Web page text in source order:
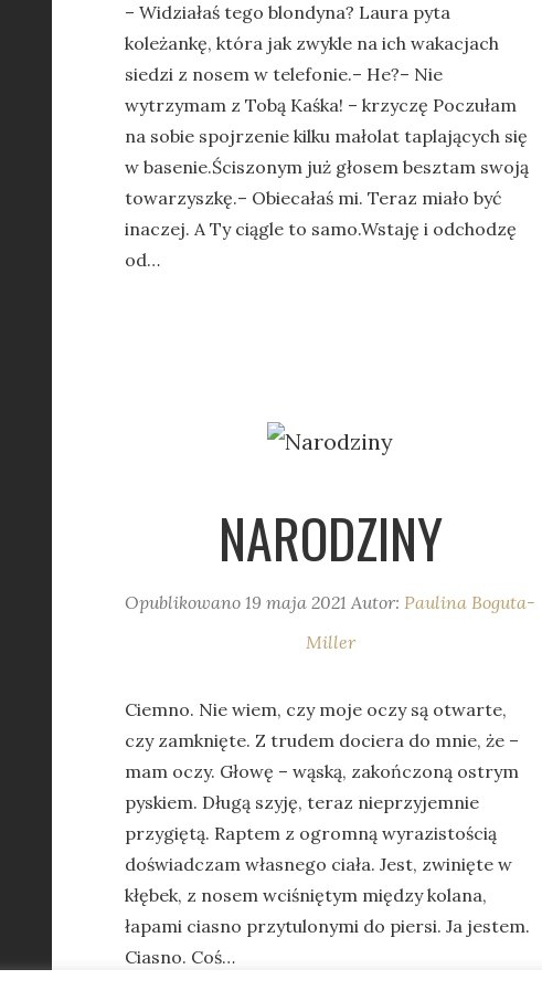
– Widziałaś tego blondyna? Laura pyta
koleżankę, która jak zwykle na ich wakacjach
siedzi z nosem w telefonie.– He?– Nie
wytrzymam z Tobą Kaśka! – krzyczę Poczułam
na sobie spojrzenie kilku małolat taplających się
w basenie.Ściszonym już głosem besztam swoją
towarzyszkę.– Obiecałaś mi. Teraz miało być
inaczej. A Ty ciągle to samo.Wstaję i odchodzę
od…
NARODZINY
Opublikowano 19 maja 2021 Autor: Paulina Boguta-
Miller
Ciemno. Nie wiem, czy moje oczy są otwarte,
czy zamknięte. Z trudem dociera do mnie, że –
mam oczy. Głowę – wąską, zakończoną ostrym
pyskiem. Długą szyję, teraz nieprzyjemnie
przygiętą. Raptem z ogromną wyrazistością
doświadczam własnego ciała. Jest, zwinięte w
kłębek, z nosem wciśniętym między kolana,
łapami ciasno przytulonymi do piersi. Ja jestem.
Ciasno. Coś…